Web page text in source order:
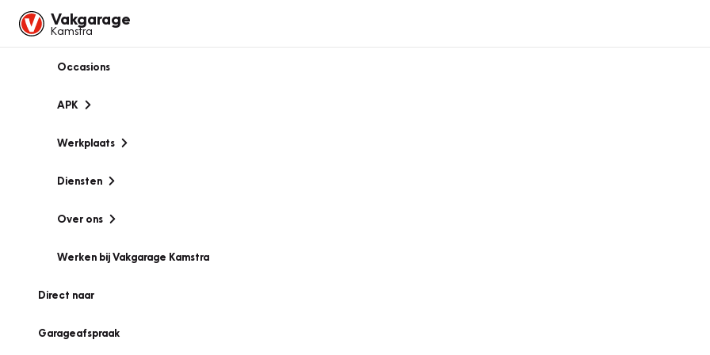
Vakgarage
Kamstra
Occasions
APK
Werkplaats
Diensten
Over ons
Werken bij Vakgarage Kamstra
Direct naar
Garageafspraak